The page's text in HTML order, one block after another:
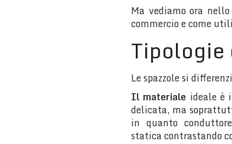
Ma vediamo ora
commercio e come
Tipologie
Le spazzole si
Il materiale ideale è
delicata, ma
in quanto
statica contrastando